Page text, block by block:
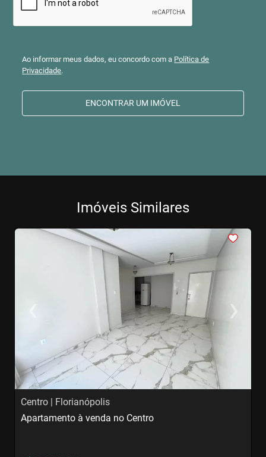
Ao informar meus dados, eu concordo com a Política de
Privacidade.
ENCONTRAR UM IMÓVEL
Imóveis Similares
<
‹ ›
Centro | Florianópolis
Apartamento à venda no Centro